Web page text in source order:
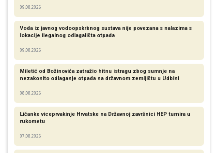
09.08.2026
Voda iz javnog vodoopskrbnog sustava nije povezana s nalazima s
lokacije ilegalnog odlagališta otpada
09.08.2026
Miletić od Božinovića zatražio hitnu istragu zbog sumnje na
nezakonito odlaganje otpada na državnom zemljištu u Udbini
08.08.2026
Ličanke viceprvakinje Hrvatske na Državnoj završnici HEP turnira u
rukometu
07.08.2026